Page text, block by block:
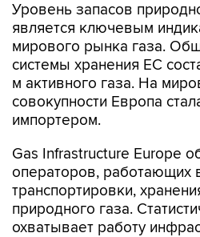
Уровень запасов
является ключевым
мирового рынка газа.
системы хранения ЕС
м активного газа. На
совокупности Европа
импортером.
Gas Infrastructure Europe
операторов, работающих
транспортировки,
природного газа.
охватывает работу